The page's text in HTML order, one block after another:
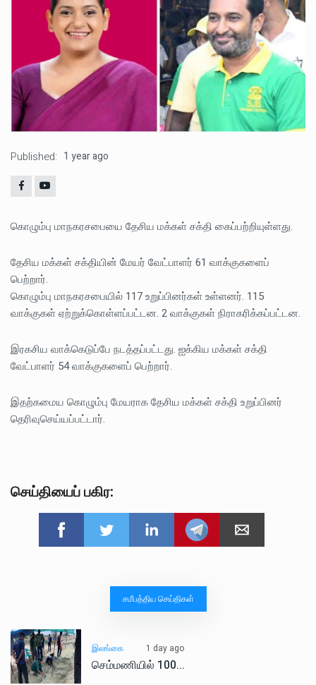
Published: 1 year ago
கொழும்பு மாநகரசபையை தேசிய மக்கள் சக்தி கைப்பற்றியுள்ளது.
தேசிய மக்கள் சக்தியின் மேயர் வேட்பாளர் 61 வாக்குகளைப்
பெற்றார்.
கொழும்பு மாநகரசபையில் 117 உறுப்பினர்கள் உள்ளனர். 115
வாக்குகள் ஏற்றுக்கொள்ளப்பட்டன. 2 வாக்குகள் நிராகரிக்கப்பட்டன.
இரகசிய வாக்கெடுப்பே நடத்தப்பட்டது. ஐக்கிய மக்கள் சக்தி
வேட்பாளர் 54 வாக்குகளைப் பெற்றார்.
இதற்கமைய கொழும்பு மேயராக தேசிய மக்கள் சக்தி உறுப்பினர்
தெரிவுசெய்யப்பட்டார்.
செய்தியைப் பகிர:
சமீபத்திய செய்திகள்
இலங்கை 1 day ago
செம்மணியில் 100...